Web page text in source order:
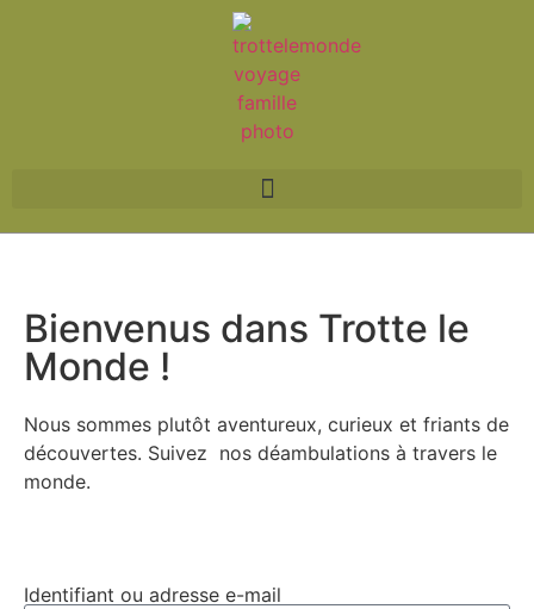
Bienvenus dans Trotte le
Monde !
Nous sommes plutôt aventureux, curieux et friants de
découvertes. Suivez nos déambulations à travers le
monde.
Identifiant ou adresse e-mail